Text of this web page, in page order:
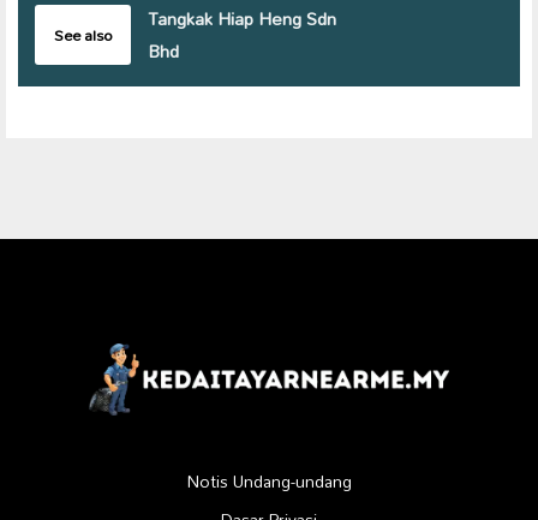
See also
Tangkak Hiap Heng Sdn
Bhd
Notis Undang-undang